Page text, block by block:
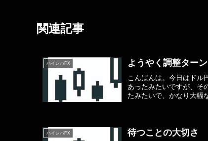
関連記事
ハイレバFX ようやく調整ターン
こんばんは。今日はドル
あったみたいですが、そ
たみたいで、かなり大幅
ハイレバFX 待つことの大切さ